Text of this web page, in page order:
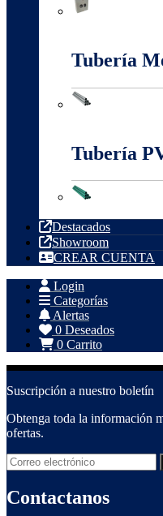
Tubería
Tubería
Destacados
Showroom
CREAR CUENTA
Login
Categorías
Alertas
0 Deseados
0 Carrito
Suscripción a nuestro boletín
Obtenga toda la información
ofertas.
Contactanos